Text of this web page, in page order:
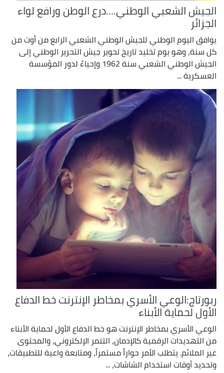
الجيش الشعبي الوطني....درع الوطن ورافع لواء
الجزائر
يوافق اليوم الوطني للجيش الوطني الشعبي الرابع من أوت من
كل سنة، وهو يوم تخليد تاريخ تحوير جيش التحرير الوطني إلى
الجيش الوطني الشعبي سنة 1962 وإحياءً لدور المؤسسة
العسكرية ...
ربورتاج:الوعي الأسري بمخاطر الإنترنت خط الدفاع
الأول لحماية الأبناء
الوعي الأسري بمخاطر الإنترنت هو خط الدفاع الأول لحماية الأبناء
من التهديدات الرقمية كالإدمان، التنمر الإلكتروني، والمحتوى
غير الملائم. يتطلب الأمر حواراً مستمراً، ومتابعة واعية للتطبيقات،
وتحديد أوقات استخدام الشاشات، ...